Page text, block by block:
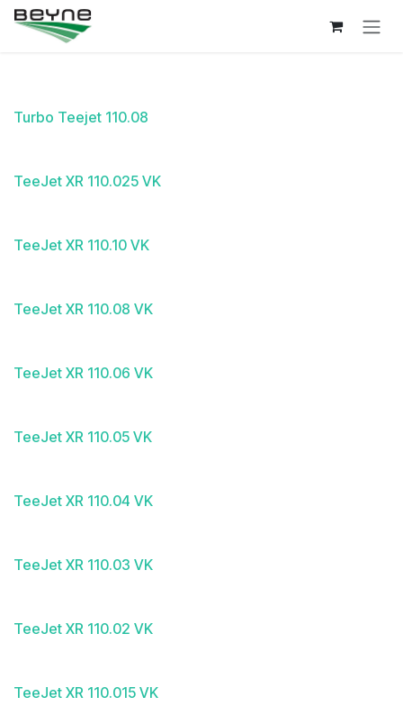
Overslaan naar inhoud
Turbo Teejet 110.08
TeeJet XR 110.025 VK
TeeJet XR 110.10 VK
TeeJet XR 110.08 VK
TeeJet XR 110.06 VK
TeeJet XR 110.05 VK
TeeJet XR 110.04 VK
TeeJet XR 110.03 VK
TeeJet XR 110.02 VK
TeeJet XR 110.015 VK